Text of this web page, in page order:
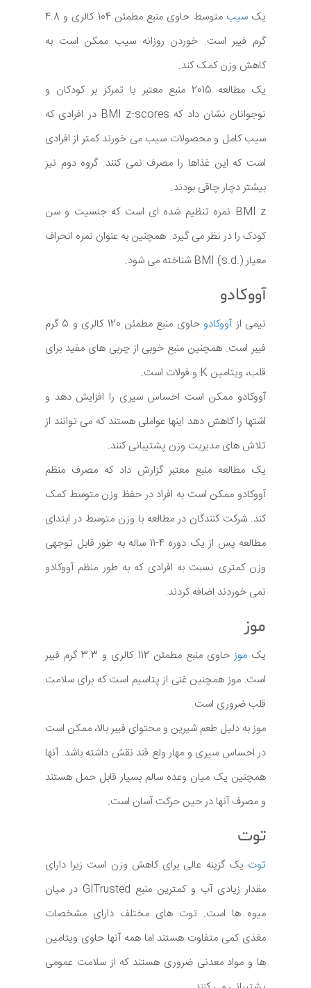
یک سیب
متوسط حاوی منبع مطمئن 104 کالری و 4.8
گرم فیبر است. خوردن روزانه سیب ممکن است به
کاهش وزن کمک کند.
یک مطالعه 2015 منبع معتبر با تمرکز بر کودکان و
نوجوانان نشان داد که BMI z-scores در افرادی که
سیب کامل و محصولات سیب می خورند کمتر از افرادی
است که این غذاها را مصرف نمی کنند. گروه دوم نیز
بیشتر دچار چاقی بودند.
BMI z نمره تنظیم شده ای است که جنسیت و سن
کودک را در نظر می گیرد. همچنین به عنوان نمره انحراف
معیار BMI (s.d.) شناخته می شود.
آووکادو
نیمی ازآووکادو
حاوی منبع مطمئن 120 کالری و 5 گرم
فیبر است. همچنین منبع خوبی از چربی های مفید برای
قلب، ویتامین K و فولات است.
آووکادو ممکن است احساس سیری را افزایش دهد و
اشتها را کاهش دهد اینها عواملی هستند که می توانند از
تلاش های مدیریت وزن پشتیبانی کنند.
یک مطالعه منبع معتبر گزارش داد که مصرف منظم
آووکادو ممکن است به افراد در حفظ وزن متوسط کمک
کند. شرکت کنندگان در مطالعه با وزن متوسط در ابتدای
مطالعه پس از یک دوره 4-11 ساله به طور قابل توجهی
وزن کمتری نسبت به افرادی که به طور منظم آووکادو
نمی خوردند اضافه کردند.
موز
یکموز
حاوی منبع مطمئن 112 کالری و 3.3 گرم فیبر
است. موز همچنین غنی از پتاسیم است که برای سلامت
قلب ضروری است.
موز به دلیل طعم شیرین و محتوای فیبر بالا، ممکن است
در احساس سیری و مهار ولع قند نقش داشته باشد. آنها
همچنین یک میان وعده سالم بسیار قابل حمل هستند
و مصرف آنها در حین حرکت آسان است.
توت
توت یک گزینه عالی برای کاهش وزن است زیرا دارای
مقدار زیادی آب و کمترین منبع GITrusted در میان
میوه ها است. توت های مختلف دارای مشخصات
مغذی کمی متفاوت هستند اما همه آنها حاوی ویتامین
ها و مواد معدنی ضروری هستند که از سلامت عمومی